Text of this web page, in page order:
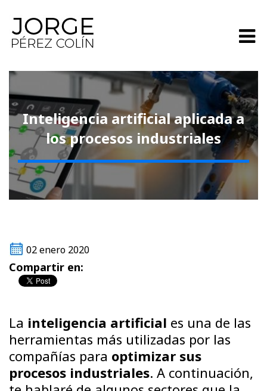
Inteligencia artificial aplicada a
los procesos industriales
02 enero 2020
Compartir en:
La inteligencia artificial es una de las
herramientas más utilizadas por las
compañías para optimizar sus
procesos industriales. A continuación,